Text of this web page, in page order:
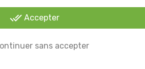
design ergonomique le
manipuler, même pour un
done_all Accepter
sans accepter